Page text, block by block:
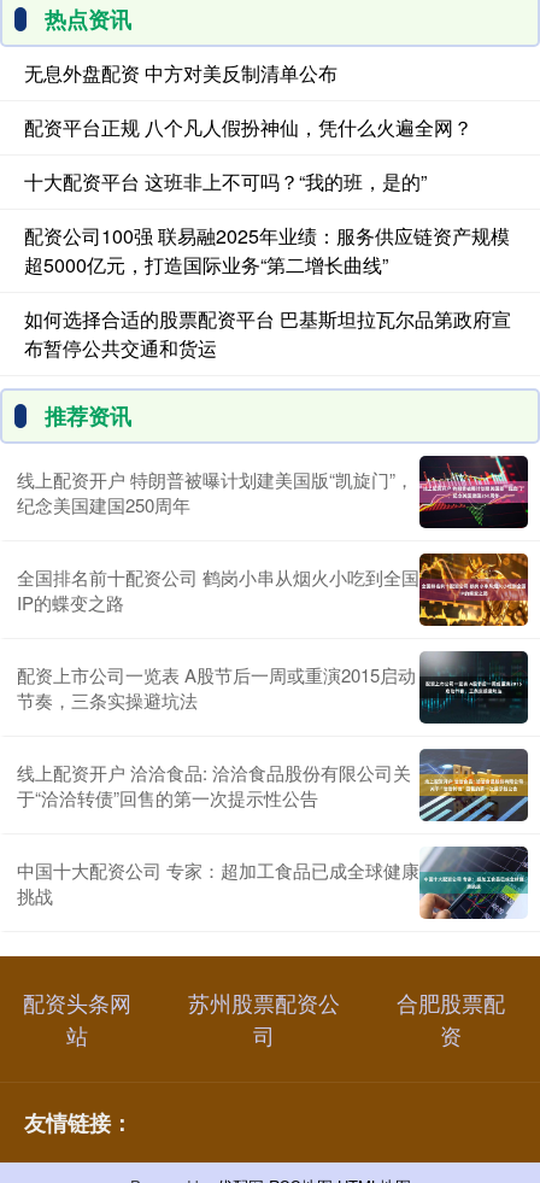
热点资讯
无息外盘配资 中方对美反制清单公布
配资平台正规 八个凡人假扮神仙，凭什么火遍全网？
十大配资平台 这班非上不可吗？“我的班，是的”
配资公司100强 联易融2025年业绩：服务供应链资产规模
超5000亿元，打造国际业务“第二增长曲线”
如何选择合适的股票配资平台 巴基斯坦拉瓦尔品第政府宣
布暂停公共交通和货运
推荐资讯
线上配资开户 特朗普被曝计划建美国版“凯旋门”，
纪念美国建国250周年
全国排名前十配资公司 鹤岗小串从烟火小吃到全国
IP的蝶变之路
配资上市公司一览表 A股节后一周或重演2015启动
节奏，三条实操避坑法
线上配资开户 洽洽食品: 洽洽食品股份有限公司关
于“洽洽转债”回售的第一次提示性公告
中国十大配资公司 专家：超加工食品已成全球健康
挑战
配资头条网
站
苏州股票配资公
司
合肥股票配
资
友情链接：